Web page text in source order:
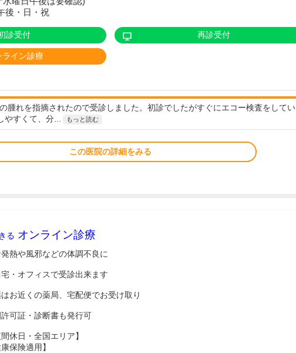
後・日・祝
診受付 再診受付
ライン診療
腫れを指摘されたので受診しました。初診でしたがすぐにエコー検査をしてい
すくて、分...
もっと読む
この医院の詳細をみる
る オンライン診療
熱や風邪などの体調不良に
宅・オフィスで受診出来ます
お近くの薬局、宅配便でお受け取り
可証・診断書も発行可
間休日・全国エリア】
康保険適用】